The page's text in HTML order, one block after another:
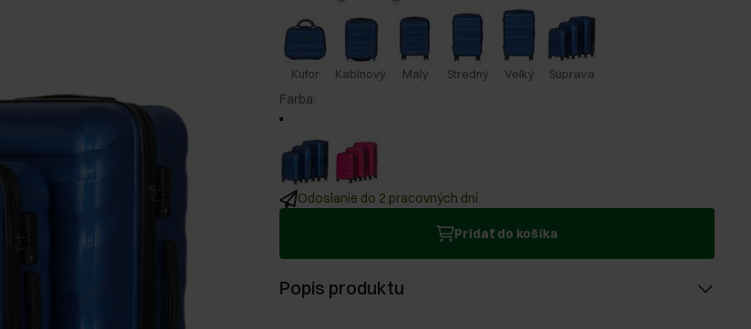
Kufor Kabínový Malý Stredný Veľký Súprava
Farba:
Odoslanie do 2 pracovných dní
Pridať do košíka
Popis produktu